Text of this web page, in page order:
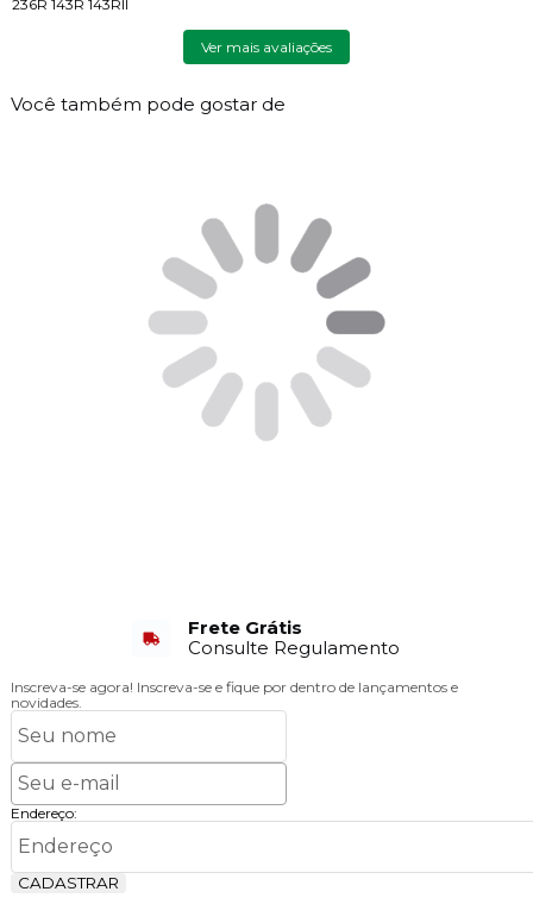
236R 143R 143RII
Ver mais avaliações
Você também pode gostar de
Frete Grátis
Consulte Regulamento
Inscreva-se agora! Inscreva-se e fique por dentro de lançamentos e
novidades.
Endereço:
CADASTRAR